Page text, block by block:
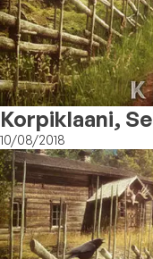
Korpiklaani,
10/08/2018